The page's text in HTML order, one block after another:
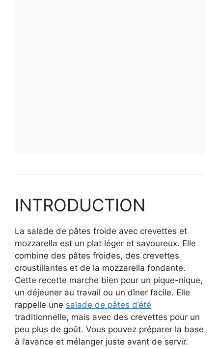
INTRODUCTION
La salade de pâtes froide avec crevettes et
mozzarella est un plat léger et savoureux. Elle
combine des pâtes froides, des crevettes
croustillantes et de la mozzarella fondante.
Cette recette marche bien pour un pique-nique,
un déjeuner au travail ou un dîner facile. Elle
rappelle une salade de pâtes d’été
traditionnelle, mais avec des crevettes pour un
peu plus de goût. Vous pouvez préparer la base
à l’avance et mélanger juste avant de servir.